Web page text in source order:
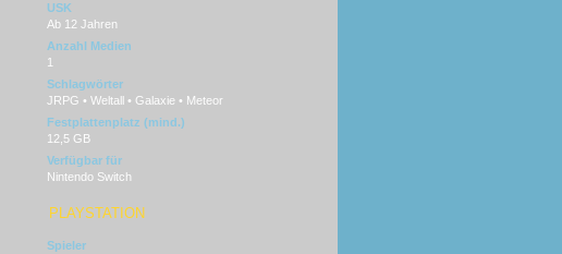
USK
Ab 12 Jahren
Anzahl Medien
1
Schlagwörter
JRPG • Weltall • Galaxie • Meteor
Festplattenplatz (mind.)
12,5 GB
Verfügbar für
Nintendo Switch
PLAYSTATION
Spieler